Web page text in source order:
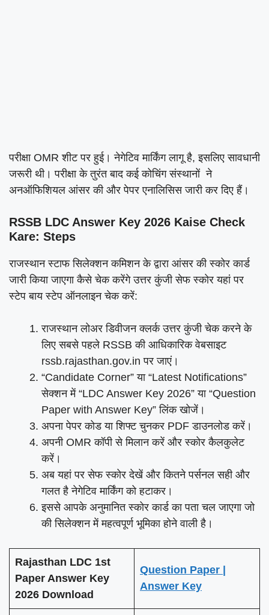
परीक्षा OMR शीट पर हुई। नेगेटिव मार्किंग लागू है, इसलिए सावधानी
जरूरी थी। परीक्षा के तुरंत बाद कई कोचिंग संस्थानों ने
अनऑफिशियल आंसर की और पेपर एनालिसिस जारी कर दिए हैं।
RSSB LDC Answer Key 2026 Kaise Check
Kare: Steps
राजस्थान स्टाफ सिलेक्शन कमिशन के द्वारा आंसर की स्कोर कार्ड
जारी किया जाएगा कैसे चेक करेंगे उत्तर कुंजी सेफ स्कोर यहां पर
स्टेप बाय स्टेप ऑनलाइन चेक करें:
राजस्थान लोअर डिवीजन क्लर्क उत्तर कुंजी चेक करने के
लिए सबसे पहले RSSB की आधिकारिक वेबसाइट
rssb.rajasthan.gov.in पर जाएं।
“Candidate Corner” या “Latest Notifications”
सेक्शन में “LDC Answer Key 2026” या “Question
Paper with Answer Key” लिंक खोजें।
अपना पेपर कोड या शिफ्ट चुनकर PDF डाउनलोड करें।
अपनी OMR कॉपी से मिलान करें और स्कोर कैलकुलेट
करें।
अब यहां पर सेफ स्कोर देखें और कितने पर्सनल सही और
गलत है नेगेटिव मार्किंग को हटाकर।
इससे आपके अनुमानित स्कोर कार्ड का पता चल जाएगा जो
की सिलेक्शन में महत्वपूर्ण भूमिका होने वाली है।
Rajasthan LDC 1st
Paper Answer Key
2026 Download
Question Paper |
Answer Key